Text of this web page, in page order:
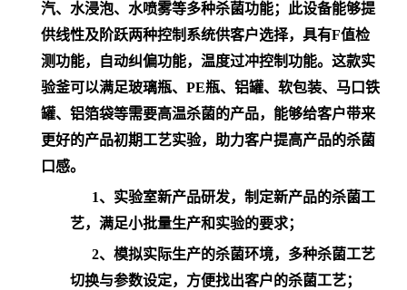
汽、水浸泡、水喷雾等多种杀菌功能；此设备能够提
供线性及阶跃两种控制系统供客户选择，具有F值检
测功能，自动纠偏功能，温度过冲控制功能。这款实
验釜可以满足玻璃瓶、 PE瓶、铝罐、软包装、马口铁
罐、铝箔袋等需要高温杀菌的产品，能够给客户带来
更好的产品初期工艺实验，助力客户提高产品的杀菌
口感。
1、 实验室新产品研发，制定新产品的杀菌工
艺，满足小批量生产和实验的要求；
2、 模拟实际生产的杀菌环境，多种杀菌工艺
切换与参数设定，方便找出客户的杀菌工艺；